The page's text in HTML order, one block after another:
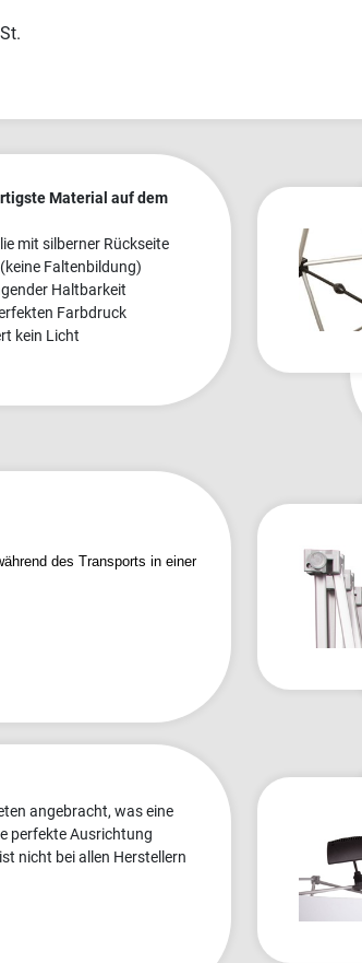
Material auf dem
mit silberner Rückseite
Faltenbildung)
Haltbarkeit
Farbdruck
kein Licht
des Transports in einer
angebracht, was eine
perfekte Ausrichtung
nicht bei allen Herstellern